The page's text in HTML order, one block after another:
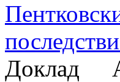
Доклад